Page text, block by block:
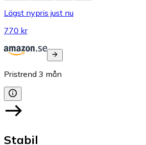
Lägst nypris just nu
770 kr
Pristrend 3 mån
Stabil